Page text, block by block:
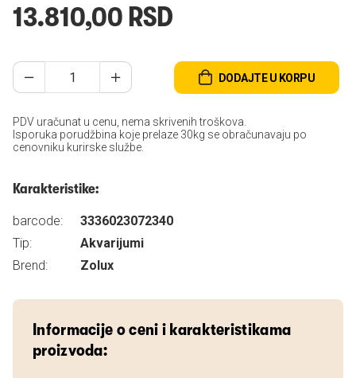
13.810,00 RSD
DODAJTE U KORPU
PDV uračunat u cenu, nema skrivenih troškova.
Isporuka porudžbina koje prelaze 30kg se obračunavaju po
cenovniku kurirske službe.
Karakteristike:
barcode:
3336023072340
Tip:
Akvarijumi
Brend:
Zolux
Informacije o ceni i karakteristikama
proizvoda: